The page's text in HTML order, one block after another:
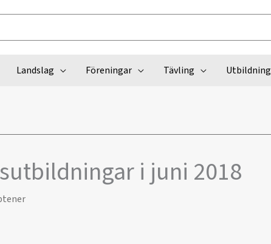
Landslag Föreningar Tävling Utbildning
i juni 2018